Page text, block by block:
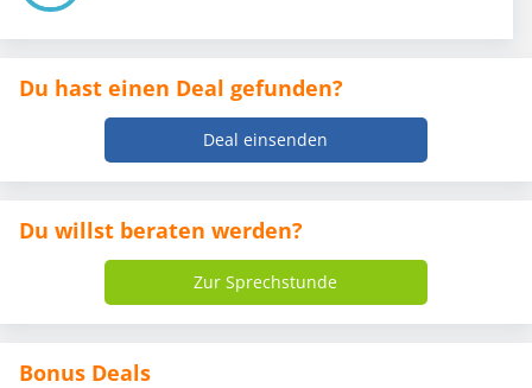
Du hast einen Deal gefunden?
Deal einsenden
Du willst beraten werden?
Zur Sprechstunde
Bonus Deals